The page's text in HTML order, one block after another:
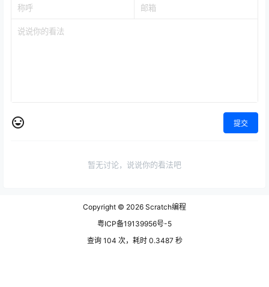
提交
暂无讨论，说说你的看法吧
Copyright © 2026 Scratch编程
粤ICP备19139956号-5
查询 104 次，耗时 0.3487 秒